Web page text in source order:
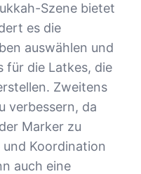
Szene bietet
es die
auswählen und
für die Latkes, die
Zweitens
verbessern, da
Marker zu
Koordination
auch eine